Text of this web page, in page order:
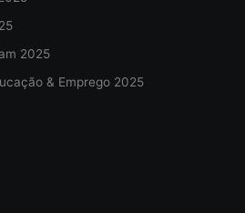
2025
& Emprego 2025